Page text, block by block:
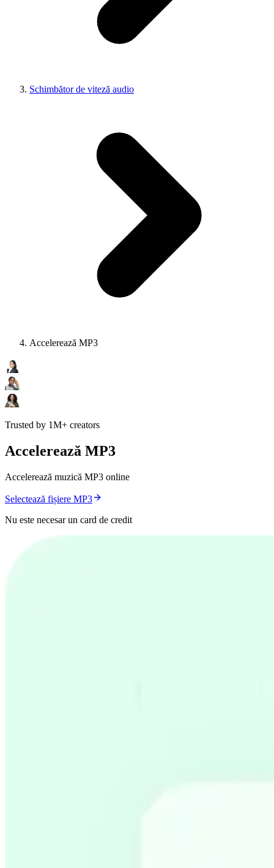
Schimbător de viteză audio
Accelerează MP3
Trusted by 1M+ creators
Accelerează MP3
Accelerează muzică MP3 online
Selectează fișiere MP3
Nu este necesar un card de credit